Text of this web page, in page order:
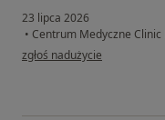
23 lipca 2026
• Centrum Medyczne Clinic
w opinii użytkownika Mateusz
zgłoś nadużycie